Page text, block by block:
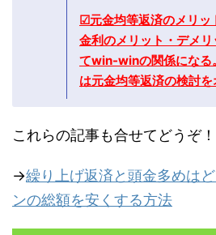
☑元金均等返済のメリッ
金利のメリット・デメ
てwin-winの関係になる
は元金均等返済の検討を
これらの記事も合せてどうぞ！
→繰り上げ返済と頭金多めは
ンの総額を安くする方法